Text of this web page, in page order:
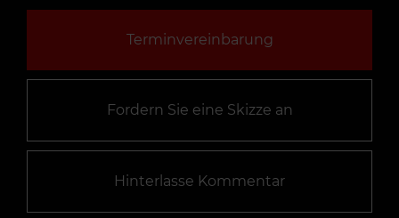
Terminvereinbarung
Fordern Sie eine Skizze an
Hinterlasse Kommentar